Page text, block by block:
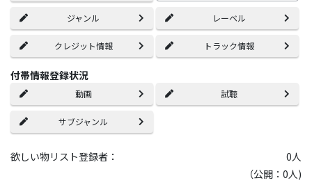
ジャンル レーベル
クレジット情報 トラック情報
付帯情報登録状況
動画 試聴
サブジャンル
欲しい物リスト登録者： 0人
（公開：0人)